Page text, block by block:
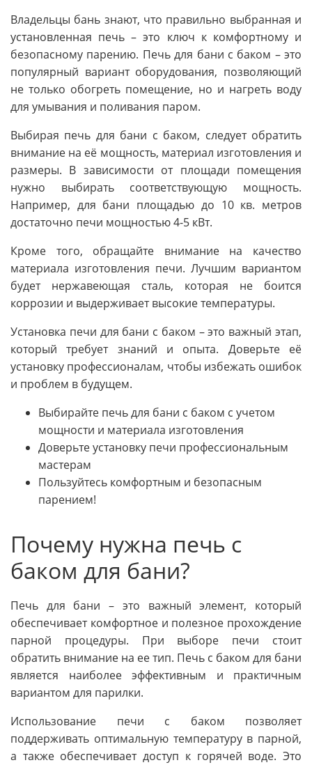
Владельцы бань знают, что правильно выбранная и
установленная печь – это ключ к комфортному и
безопасному парению. Печь для бани с баком – это
популярный вариант оборудования, позволяющий
не только обогреть помещение, но и нагреть воду
для умывания и поливания паром.
Выбирая печь для бани с баком, следует обратить
внимание на её мощность, материал изготовления и
размеры. В зависимости от площади помещения
нужно выбирать соответствующую мощность.
Например, для бани площадью до 10 кв. метров
достаточно печи мощностью 4-5 кВт.
Кроме того, обращайте внимание на качество
материала изготовления печи. Лучшим вариантом
будет нержавеющая сталь, которая не боится
коррозии и выдерживает высокие температуры.
Установка печи для бани с баком – это важный этап,
который требует знаний и опыта. Доверьте её
установку профессионалам, чтобы избежать ошибок
и проблем в будущем.
Выбирайте печь для бани с баком с учетом
мощности и материала изготовления
Доверьте установку печи профессиональным
мастерам
Пользуйтесь комфортным и безопасным
парением!
Почему нужна печь с
баком для бани?
Печь для бани – это важный элемент, который
обеспечивает комфортное и полезное прохождение
парной процедуры. При выборе печи стоит
обратить внимание на ее тип. Печь с баком для бани
является наиболее эффективным и практичным
вариантом для парилки.
Использование печи с баком позволяет
поддерживать оптимальную температуру в парной,
а также обеспечивает доступ к горячей воде. Это